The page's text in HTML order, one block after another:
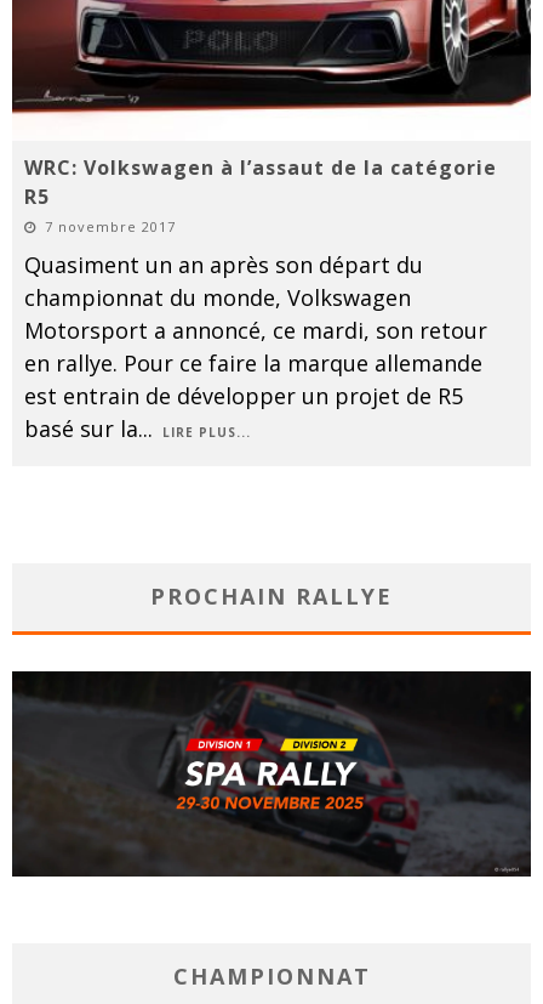
WRC: Volkswagen à l’assaut de la catégorie
R5
7 novembre 2017
Quasiment un an après son départ du
championnat du monde, Volkswagen
Motorsport a annoncé, ce mardi, son retour
en rallye. Pour ce faire la marque allemande
est entrain de développer un projet de R5
basé sur la... LIRE PLUS...
PROCHAIN RALLYE
CHAMPIONNAT